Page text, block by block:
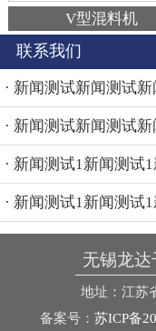
V型混料机
联系我们
· 新闻测试新闻测试
· 新闻测试新闻测试
· 新闻测试1新闻测试
· 新闻测试1新闻测试
无锡龙达
地址：江苏
备案号： 苏ICP备